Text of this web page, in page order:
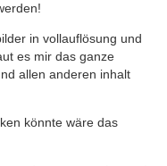
in vollauflösung und
es mir das ganze
allen anderen inhalt
könnte wäre das